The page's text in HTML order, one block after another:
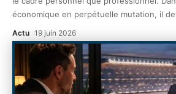
économique en perpétuelle mutation, il
Actu 19 juin 2026